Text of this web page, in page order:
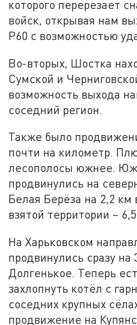
которого перерезает
войск, открывая нам
Р60 с возможностью
Во-вторых, Шостка
Сумской и
возможность выхода
соседний регион.
Также было
почти на километр.
лесополосы южнее.
продвинулись на
Белая Берёза на 2,2 км
взятой территории –
На Харьковском
продвинулись сразу на
Долгенькое. Теперь
захлопнуть котёл с
соседних крупных
продвижение на